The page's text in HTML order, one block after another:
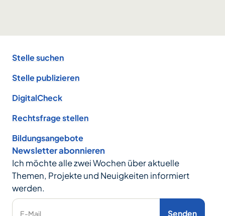
Stelle suchen
Stelle publizieren
DigitalCheck
Rechtsfrage stellen
Bildungsangebote
Newsletter abonnieren
Ich möchte alle zwei Wochen über aktuelle
Themen, Projekte und Neuigkeiten informiert
werden.
E-Mail Senden